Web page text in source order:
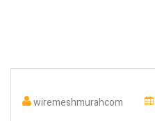
wiremeshmurahcom